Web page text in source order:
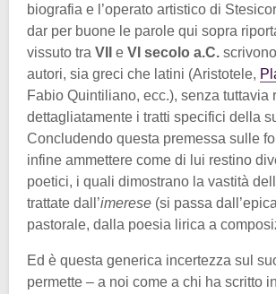
biografia e l’operato artistico di
dar per buone le parole qui sopra
vissuto tra VII e VI secolo a.C.
autori, sia greci che latini (Aristotele,
Fabio Quintiliano, ecc.), senza tuttavia
dettagliatamente i tratti specifici della
Concludendo questa premessa sulle
infine ammettere come di lui restino
poetici, i quali dimostrano la vastità
trattate dall’imerese (si passa
pastorale, dalla poesia lirica a
Ed è questa generica incertezza sul
permette – a noi come a chi ha scritto